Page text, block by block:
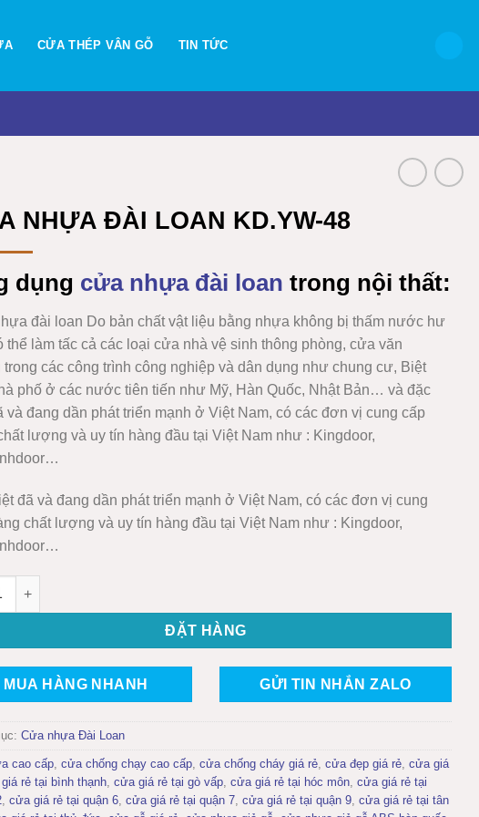
CỬA THÉP VÂN GỖ TIN TỨC
NHỰA ĐÀI LOAN KD.YW-48
dụng cửa nhựa đài loan trong nội thất:
đài loan Do bản chất vật liệu bằng nhựa không bị thấm nước hư
thể làm tấc cả các loại cửa nhà vệ sinh thông phòng, cửa văn
trong các công trình công nghiệp và dân dụng như chung cư, Biệt
phố ở các nước tiên tiến như Mỹ, Hàn Quốc, Nhật Bản… và đặc
và đang dần phát triển mạnh ở Việt Nam, có các đơn vị cung cấp
lượng và uy tín hàng đầu tại Việt Nam như : Kingdoor,
đã và đang dần phát triển mạnh ở Việt Nam, có các đơn vị cung
chất lượng và uy tín hàng đầu tại Việt Nam như : Kingdoor,
ĐÀI LOAN KD.YW-48 số lượng
ĐẶT HÀNG
MUA HÀNG NHANH GỬI TIN NHẮN ZALO
Cửa nhựa Đài Loan
cao cấp ,cửa chống chạy cao cấp ,cửa chống cháy giá rẻ ,cửa đẹp giá rẻ ,cửa giá
rẻ tại bình thạnh ,cửa giá rẻ tại gò vấp ,cửa giá rẻ tại hóc môn ,cửa giá rẻ tại
,cửa giá rẻ tại quận 6 ,cửa giá rẻ tại quận 7 ,cửa giá rẻ tại quận 9 ,cửa giá rẻ tại tân